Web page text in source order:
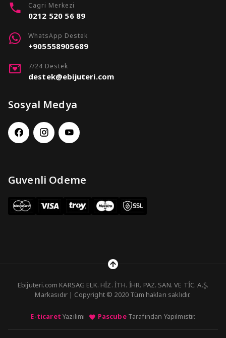
Cagri Merkezi
0212 520 56 89
WhatsApp Destek
+905558905689
7/24 Destek
destek@ebijuteri.com
Sosyal Medya
Guvenli Odeme
Ebijuteri.com KARSAG ELK. HİZ. İTH. İHR. PAZ. SAN. VE TİC. A.Ş.
Markasıdır | Copyright © 2020 Tüm hakları saklıdır.
E-ticaret Yazilimi PascubeTarafindan Yapilmistir.